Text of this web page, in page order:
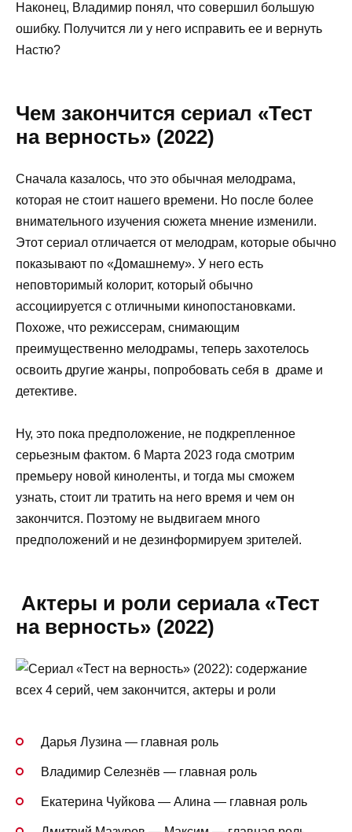
Наконец, Владимир понял, что совершил большую
ошибку. Получится ли у него исправить ее и вернуть
Настю?
Чем закончится сериал «Тест
на верность» (2022)
Сначала казалось, что это обычная мелодрама,
которая не стоит нашего времени. Но после более
внимательного изучения сюжета мнение изменили.
Этот сериал отличается от мелодрам, которые обычно
показывают по «Домашнему». У него есть
неповторимый колорит, который обычно
ассоциируется с отличными кинопостановками.
Похоже, что режиссерам, снимающим
преимущественно мелодрамы, теперь захотелось
освоить другие жанры, попробовать себя в драме и
детективе.
Ну, это пока предположение, не подкрепленное
серьезным фактом. 6 Марта 2023 года смотрим
премьеру новой киноленты, и тогда мы сможем
узнать, стоит ли тратить на него время и чем он
закончится. Поэтому не выдвигаем много
предположений и не дезинформируем зрителей.
Актеры и роли сериала «Тест
на верность» (2022)
Дарья Лузина — главная роль
Владимир Селезнёв — главная роль
Екатерина Чуйкова — Алина — главная роль